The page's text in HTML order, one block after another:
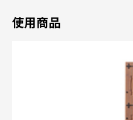
使用商品